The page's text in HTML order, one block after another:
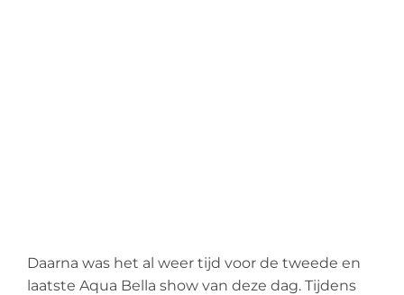
Daarna was het al weer tijd voor de tweede en
laatste Aqua Bella show van deze dag. Tijdens